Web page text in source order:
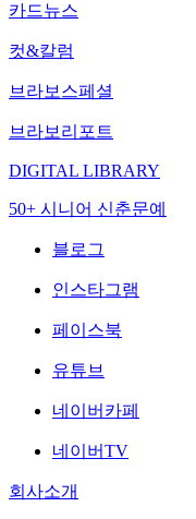
카드뉴스
컷&칼럼
브라보스페셜
브라보리포트
DIGITAL LIBRARY
50+ 시니어 신춘문예
블로그
인스타그램
페이스북
유튜브
네이버카페
네이버TV
회사소개